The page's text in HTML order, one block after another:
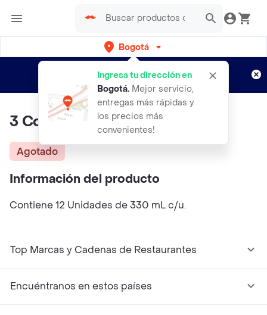
Bogotá
Ingresa tu dirección en
Bogotá. Mejor servicio,
entregas más rápidas y
los precios más
convenientes!
envíos gratis por semanas
Aplican TyC
3 Cordilleras Cerveza Surtido
Agotado
Información del producto
Contiene 12 Unidades de 330 mL c/u.
Top Marcas y Cadenas de Restaurantes
Encuéntranos en estos países